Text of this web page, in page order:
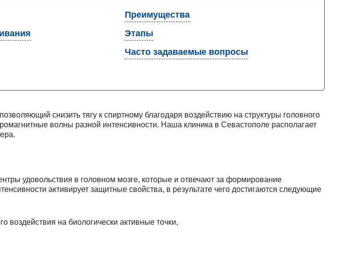
Преимущества
Этапы
Часто задаваемые вопросы
снизить тягу к спиртному благодаря воздействию на структуры головного
волны разной интенсивности. Наша клиника в Севастополе располагает
удовольствия в головном мозге, которые и отвечают за формирование
активирует защитные свойства, в результате чего достигаются следующие
воздействия на биологически активные точки,